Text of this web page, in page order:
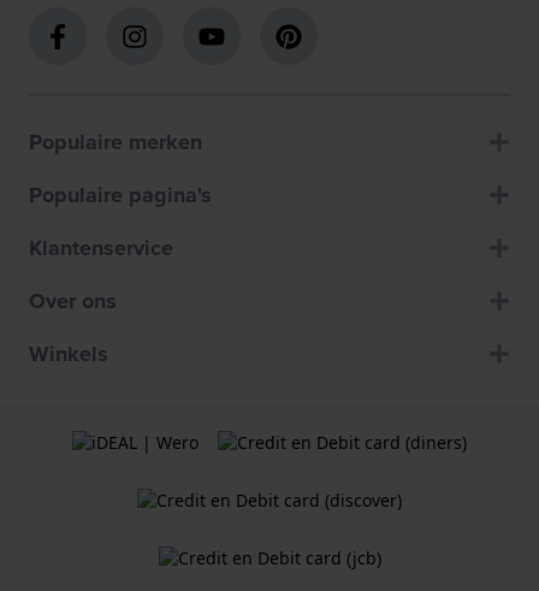
Populaire merken
Populaire pagina's
Klantenservice
Over ons
Winkels